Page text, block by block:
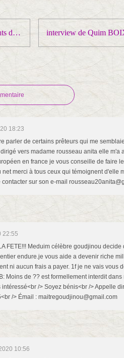
Les mensonges récurrents du macronisme
18:23
parler de certains prêteurs qui me
vers madame rousseau anita elle m'a
en france je vous conseille de faire
net merci à tous ceux qui témoignent d'elle
sur son e-mail
22:55
FETE!!! Meduim célèbre goudjinou
endure.je vous aide a devenir riche
ni aucun frais a payer. 1f je ne vais vous
Moins de ?? est formellement interdit
/> Soyez bénis<br /> Appelle
/> Émail : maitregoudjinou@gmail.com
10:56